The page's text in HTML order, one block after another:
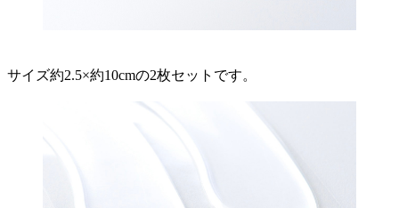
サイズ約2.5×約10cmの2枚セットです。